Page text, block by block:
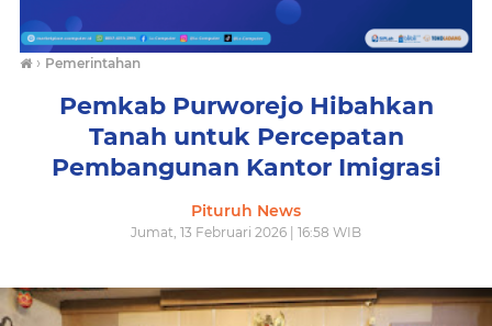
› Pemerintahan
Pemkab Purworejo Hibahkan
Tanah untuk Percepatan
Pembangunan Kantor Imigrasi
Pituruh News
Jumat, 13 Februari 2026 | 16:58 WIB